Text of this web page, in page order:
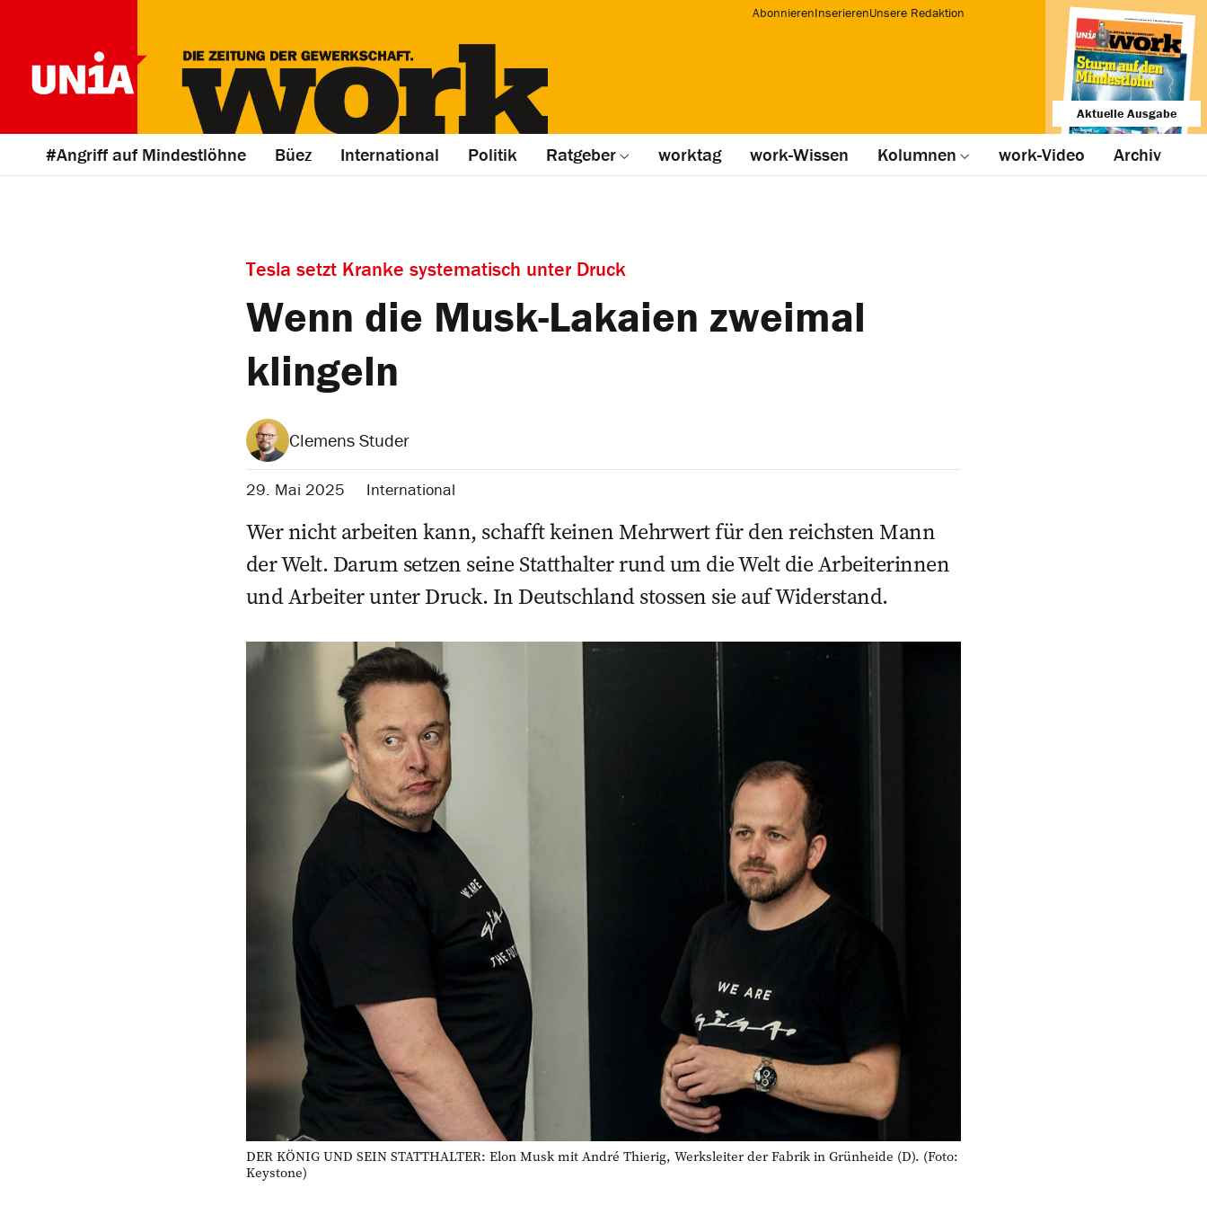
AbonnierenInserierenUnsere Redaktion
Aktuelle Ausgabe
#Angriff auf Mindestlöhne Büez International Politik Ratgeber worktag work-Wissen Kolumnen work-Video Archiv
Tesla setzt Kranke systematisch unter Druck
Wenn die Musk-Lakaien zweimal
klingeln
Clemens Studer
29. Mai 2025 International
Wer nicht arbeiten kann, schafft keinen Mehrwert für den reichsten Mann
der Welt. Darum setzen seine Statthalter rund um die Welt die Arbeiterinnen
und Arbeiter unter Druck. In Deutschland stossen sie auf Widerstand.
DER KÖNIG UND SEIN STATTHALTER: Elon Musk mit André Thierig, Werksleiter der Fabrik in Grünheide (D). (Foto:
Keystone)